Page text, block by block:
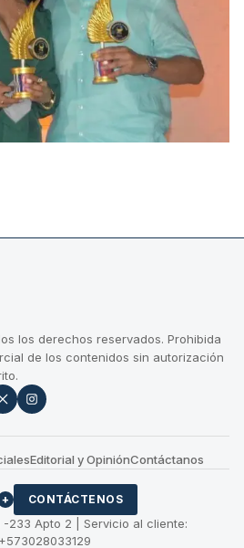
los derechos reservados. Prohibida
de los contenidos sin autorización
Editorial y OpiniónContáctanos
+ CONTÁCTENOS
-233 Apto 2 | Servicio al cliente: